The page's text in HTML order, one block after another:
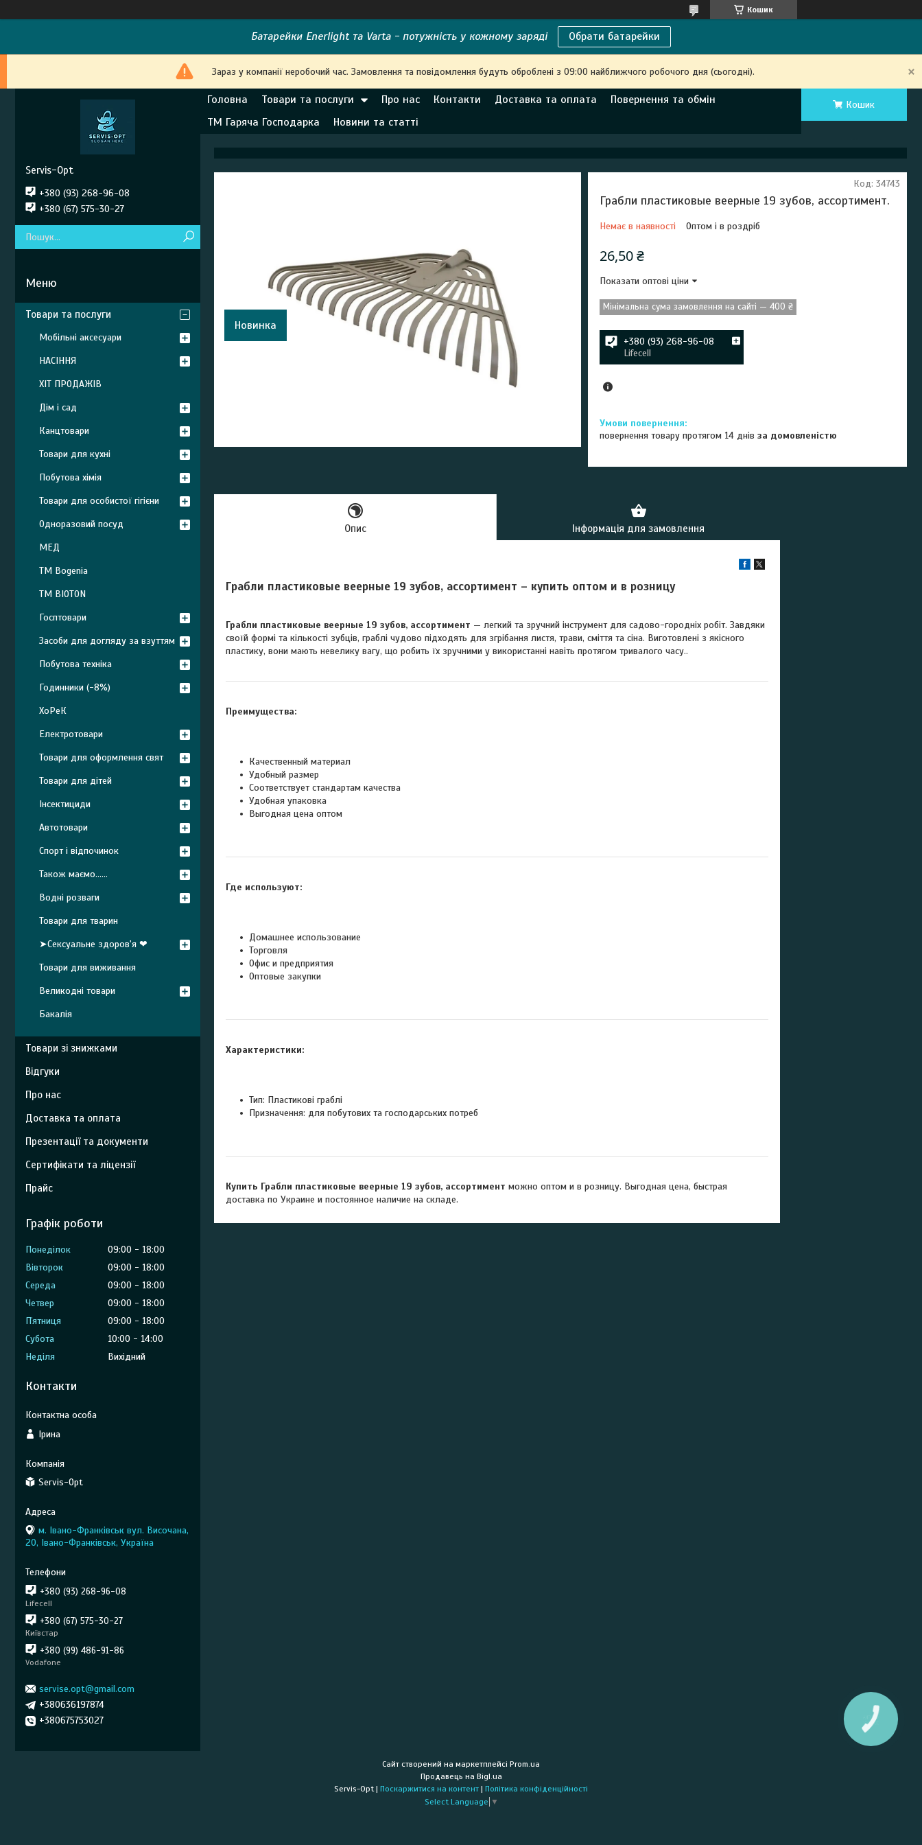
Кошик
Батарейки Enerlight та Varta - потужність у кожному заряді Обрати батарейки
Зараз у компанії неробочий час. Замовлення та повідомлення будуть оброблені з 09:00 найближчого робочого дня (сьогодні).
Головна Товари та послуги Про нас Контакти Доставка та оплата
Повернення та обмін
ТМ Гаряча Господарка
Новини та статті
Кошик
Новинка
Грабли пластиковые веерные 19 зубов, ассортимент.
Немає в наявності Оптом і в роздріб
Код: 34743
26,50 ₴
Показати оптові ціни
Мінімальна сума замовлення на сайті — 400 ₴
+380 (93) 268-96-08
Lifecell
повернення товару протягом 14 днівза домовленістю
Опис Інформація для замовлення
Грабли пластиковые веерные 19 зубов, ассортимент – купить оптом и в розницу
Грабли пластиковые веерные 19 зубов, ассортимент — легкий та зручний інструмент для садово-городніх робіт. Завдяки
своїй формі та кількості зубців, граблі чудово підходять для згрібання листя, трави, сміття та сіна. Виготовлені з якісного
пластику, вони мають невелику вагу, що робить їх зручними у використанні навіть протягом тривалого часу..
Преимущества:
Качественный материал
Удобный размер
Соответствует стандартам качества
Удобная упаковка
Выгодная цена оптом
Где используют:
Домашнее использование
Торговля
Офис и предприятия
Оптовые закупки
Характеристики:
Тип: Пластикові граблі
Призначення: для побутових та господарських потреб
Купить Грабли пластиковые веерные 19 зубов, ассортимент можно оптом и в розницу. Выгодная цена, быстрая
доставка по Украине и постоянное наличие на складе.
Servis-Opt
+380 (93) 268-96-08
+380 (67) 575-30-27
Товари та послуги
Мобільні аксесуари
НАСІННЯ
ХІТ ПРОДАЖІВ
Дім і сад
Канцтовари
Товари для кухні
Побутова хімія
Товари для особистої гігієни
Одноразовий посуд
МЕД
ТМ Bogenia
ТМ BIOTON
Госптовари
Засоби для догляду за взуттям
Побутова техніка
Годинники (-8%)
ХоРеК
Електротовари
Товари для оформлення свят
Товари для дітей
Інсектициди
Автотовари
Спорт і відпочинок
Також маємо......
Водні розваги
Товари для тварин
➤Сексуальне здоров'я ❤
Товари для виживання
Великодні товари
Бакалія
Товари зі знижками
Відгуки
Про нас
Доставка та оплата
Презентації та документи
Сертифікати та ліцензії
Прайс
Графік роботи
Понеділок 09:00
18:00
Вівторок
09:00
18:00
Середа
09:00
18:00
Четвер
09:00
18:00
Пʼятниця
09:00
18:00
Субота
10:00
14:00
Неділя
Вихідний
Контакти
Ірина
Servis-Opt
м. Івано-Франківськ вул. Височана,
20, Івано-Франківськ, Україна
+380 (93) 268-96-08
Lifecell
+380 (67) 575-30-27
Київстар
+380 (99) 486-91-86
Vodafone
servise.opt@gmail.com
+380636197874
+380675753027
Сайт створений на маркетплейсі Prom.ua
Продавець на Bigl.ua
Servis-Opt | Поскаржитися на контент | Політика конфіденційності
Select Language ▼
КНОПКА
ЗВ'ЯЗКУ